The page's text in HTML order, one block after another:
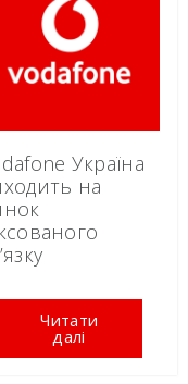
Україна
на
Читати
далі